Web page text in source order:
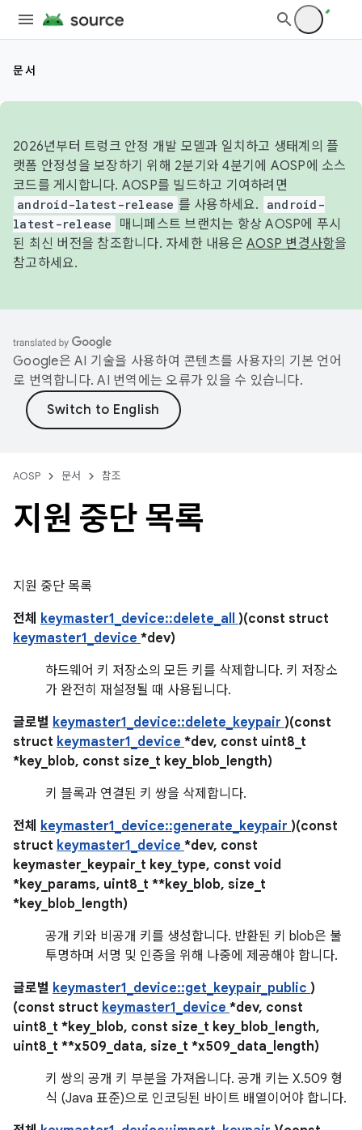
문서
2026년부터 트렁크 안정 개발 모델과 일치하고 생태계의 플
랫폼 안정성을 보장하기 위해 2분기와 4분기에 AOSP에 소스
코드를 게시합니다. AOSP를 빌드하고 기여하려면
android-latest-release 를 사용하세요.
android-
latest-release
매니페스트 브랜치는 항상 AOSP에 푸시
된 최신 버전을 참조합니다. 자세한 내용은 AOSP 변경사항을
참고하세요.
Google은 AI 기술을 사용하여 콘텐츠를 사용자의 기본 언어
로 번역합니다. AI 번역에는 오류가 있을 수 있습니다.
AOSP 문서 참조
지원 중단 목록
지원 중단 목록
전체 keymaster1_device::delete_all )(const struct
keymaster1_device *dev)
하드웨어 키 저장소의 모든 키를 삭제합니다. 키 저장소
가 완전히 재설정될 때 사용됩니다.
글로벌 keymaster1_device::delete_keypair )(const
struct keymaster1_device *dev, const uint8_t
*key_blob, const size_t key_blob_length)
키 블록과 연결된 키 쌍을 삭제합니다.
전체 keymaster1_device::generate_keypair )(const
struct keymaster1_device *dev, const
keymaster_keypair_t key_type, const void
*key_params, uint8_t **key_blob, size_t
*key_blob_length)
공개 키와 비공개 키를 생성합니다. 반환된 키 blob은 불
투명하며 서명 및 인증을 위해 나중에 제공해야 합니다.
글로벌 keymaster1_device::get_keypair_public )
(const struct keymaster1_device *dev, const
uint8_t *key_blob, const size_t key_blob_length,
uint8_t **x509_data, size_t *x509_data_length)
키 쌍의 공개 키 부분을 가져옵니다. 공개 키는 X.509 형
식 (Java 표준)으로 인코딩된 바이트 배열이어야 합니다.